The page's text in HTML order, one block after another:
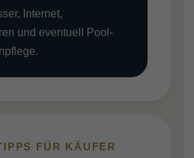
Internet,
und eventuell Pool-
FÜR KÄUFER